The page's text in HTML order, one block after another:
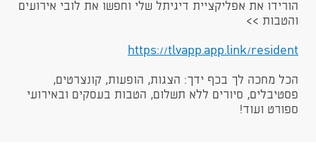
הורידו את אפליקציית דיגיתל שלי וחפשו את לובי אירועים
והטבות >>
https://tlvapp.app.link/resident​​​
הכל מחכה לך בכף ידך: הצגות, הופעות, קונצרטים,
פסטיבלים, סיורים ללא תשלום, הטבות בעסקים ובאירועי
ספורט ועוד!